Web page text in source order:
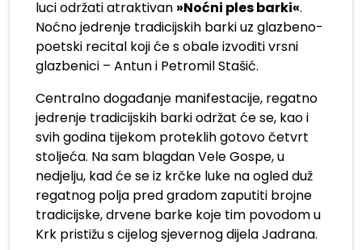
luci održati atraktivan »Noćni ples barki«.
Noćno jedrenje tradicijskih barki uz glazbeno-
poetski recital koji će s obale izvoditi vrsni
glazbenici – Antun i Petromil Stašić.
Centralno događanje manifestacije, regatno
jedrenje tradicijskih barki održat će se, kao i
svih godina tijekom proteklih gotovo četvrt
stoljeća. Na sam blagdan Vele Gospe, u
nedjelju, kad će se iz krčke luke na ogled duž
regatnog polja pred gradom zaputiti brojne
tradicijske, drvene barke koje tim povodom u
Krk pristižu s cijelog sjevernog dijela Jadrana.